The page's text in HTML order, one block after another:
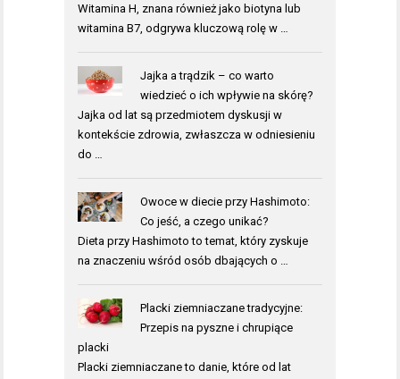
Witamina H, znana również jako biotyna lub
witamina B7, odgrywa kluczową rolę w …
Jajka a trądzik – co warto
wiedzieć o ich wpływie na skórę?
Jajka od lat są przedmiotem dyskusji w
kontekście zdrowia, zwłaszcza w odniesieniu
do …
Owoce w diecie przy Hashimoto:
Co jeść, a czego unikać?
Dieta przy Hashimoto to temat, który zyskuje
na znaczeniu wśród osób dbających o …
Placki ziemniaczane tradycyjne:
Przepis na pyszne i chrupiące
placki
Placki ziemniaczane to danie, które od lat